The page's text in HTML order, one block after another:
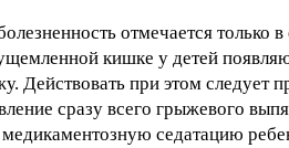
отмечается только
кишке у детей
Действовать при этом следует
сразу всего грыжевого
седатацию